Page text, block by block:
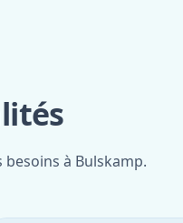
à Bulskamp.